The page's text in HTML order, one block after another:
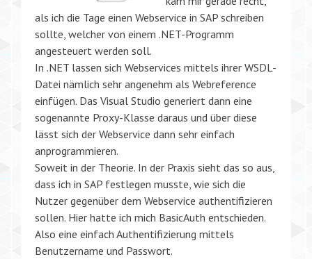
als ich die Tage einen Webservice in SAP schreiben
sollte, welcher von einem .NET-Programm
angesteuert werden soll.
In .NET lassen sich Webservices mittels ihrer WSDL-
Datei nämlich sehr angenehm als Webreference
einfügen. Das Visual Studio generiert dann eine
sogenannte Proxy-Klasse daraus und über diese
lässt sich der Webservice dann sehr einfach
anprogrammieren.
Soweit in der Theorie. In der Praxis sieht das so aus,
dass ich in SAP festlegen musste, wie sich die
Nutzer gegenüber dem Webservice authentifizieren
sollen. Hier hatte ich mich BasicAuth entschieden.
Also eine einfach Authentifizierung mittels
Benutzername und Passwort.